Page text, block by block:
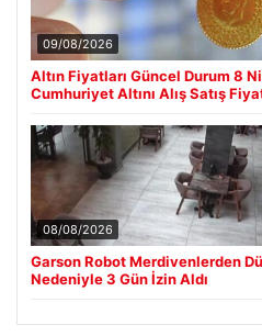
09/08/2026
Altın Fiyatları Güncel Durum 8
Cumhuriyet Altını Alış Satış
08/08/2026
Garson Robot Merdivenlerden
Nedeniyle 3 Gün İzin Aldı